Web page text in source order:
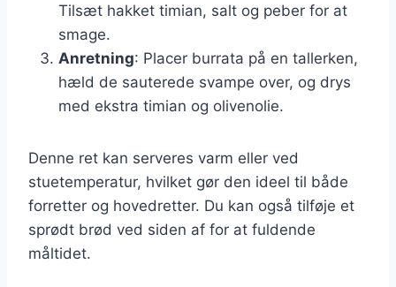
Tilsæt hakket timian, salt og peber for at
smage.
Anretning: Placer burrata på en tallerken,
hæld de sauterede svampe over, og drys
med ekstra timian og olivenolie.
Denne ret kan serveres varm eller ved
stuetemperatur, hvilket gør den ideel til både
forretter og hovedretter. Du kan også tilføje et
sprødt brød ved siden af for at fuldende
måltidet.